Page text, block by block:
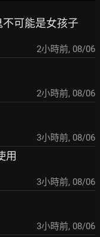
不可能是女孩子
2小時前, 08/06
2小時前, 08/06
3小時前, 08/06
用
3小時前, 08/06
3小時前, 08/06